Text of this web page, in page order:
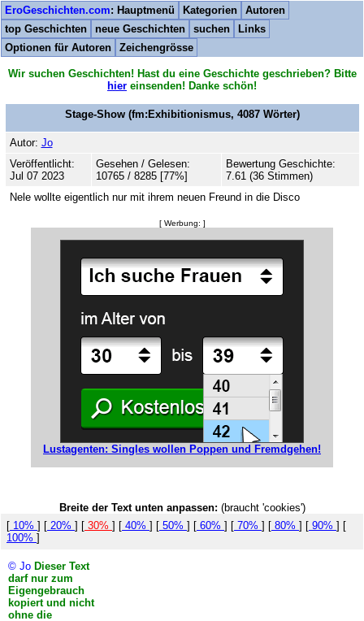
EroGeschichten.com: Hauptmenü Kategorien
Autoren
top Geschichten
neue Geschichten suchen
Links
Optionen für Autoren
Zeichengrösse
Wir suchen Geschichten! Hast du eine Geschichte geschrieben? Bitte
hier einsenden! Danke schön!
Stage-Show(fm:Exhibitionismus, 4087Wörter)
Autor: Jo
Veröffentlicht:
Jul 07 2023
Gesehen / Gelesen:
10765 / 8285 [77%]
Bewertung Geschichte:
7.61 (36 Stimmen)
Nele wollte eigentlich nur mit ihrem neuen Freund in die Disco
[ Werbung: ]
Lustagenten: Singles wollen Poppen und Fremdgehen!
Breite der Text unten anpassen: (braucht 'cookies')
[ 10% ] [ 20% ] [ 30% ] [ 40% ] [ 50% ] [ 60% ] [ 70% ] [ 80% ] [ 90% ] [
100% ]
© Jo Dieser Text
darf nur zum
Eigengebrauch
kopiert und nicht
ohne die